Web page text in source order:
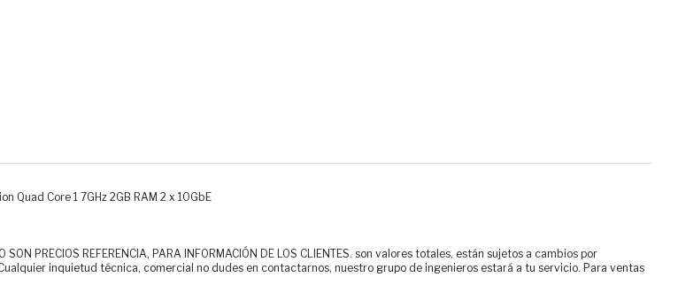
Quad Core 1 7GHz 2GB RAM 2 x 10GbE
SON PRECIOS REFERENCIA, PARA INFORMACIÓN DE LOS CLIENTES. son valores totales, están sujetos a cambios por
inquietud técnica, comercial no dudes en contactarnos, nuestro grupo de ingenieros estará a tu servicio. Para ventas